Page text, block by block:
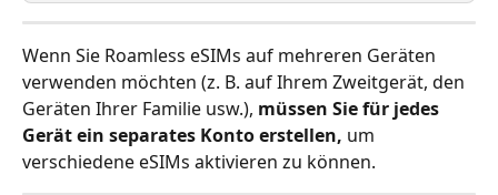
Wenn Sie Roamless eSIMs auf mehreren Geräten
verwenden möchten (z. B. auf Ihrem Zweitgerät, den
Geräten Ihrer Familie usw.), müssen Sie für jedes
Gerät ein separates Konto erstellen, um
verschiedene eSIMs aktivieren zu können.